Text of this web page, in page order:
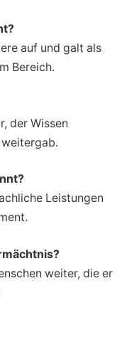
auf und galt als
Bereich.
der Wissen
Leistungen
weiter, die er